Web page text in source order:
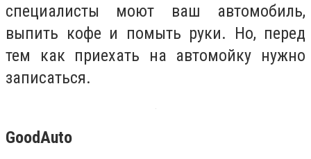
специалисты моют ваш автомобиль,
выпить кофе и помыть руки. Но, перед
тем как приехать на автомойку нужно
записаться.
GoodAuto